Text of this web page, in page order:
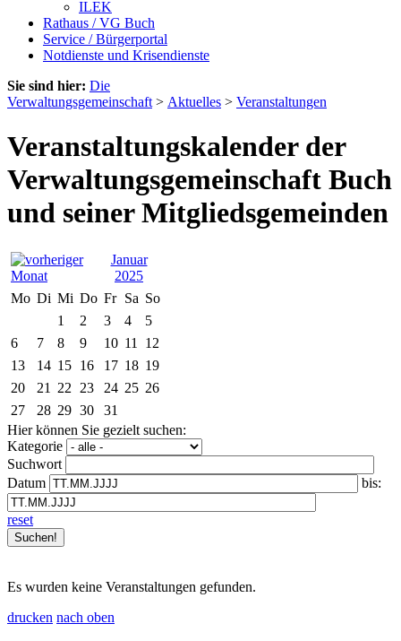
ILEK
Rathaus / VG Buch
Service / Bürgerportal
Notdienste und Krisendienste
Sie sind hier: Die
Verwaltungsgemeinschaft > Aktuelles > Veranstaltungen
Veranstaltungskalender der
Verwaltungsgemeinschaft Buch
und seiner Mitgliedsgemeinden
Januar
2025
Mo Di Mi Do Fr Sa So
1
2 3 4
5
6
7 8 9 10 11
12
13
14 15 16 17 18 19
20
21 22 23 24 25 26
27
28 29 30
31
Hier können Sie gezielt suchen:
Kategorie
Suchwort
Datum
bis:
reset
Es wurden keine Veranstaltungen gefunden.
drucken nach oben